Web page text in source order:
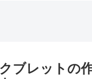
ブレットの